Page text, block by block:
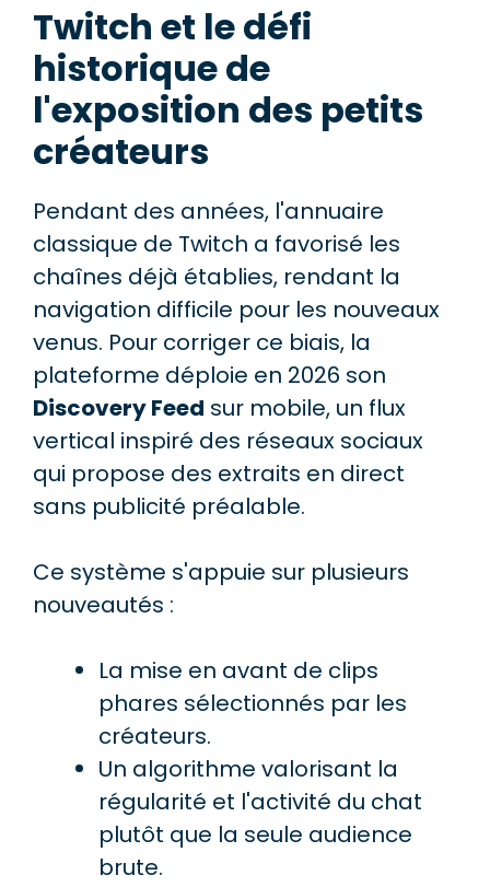
Twitch et le défi
historique de
l'exposition des petits
créateurs
Pendant des années, l'annuaire
classique de Twitch a favorisé les
chaînes déjà établies, rendant la
navigation difficile pour les nouveaux
venus. Pour corriger ce biais, la
plateforme déploie en 2026 son
Discovery Feed sur mobile, un flux
vertical inspiré des réseaux sociaux
qui propose des extraits en direct
sans publicité préalable.
Ce système s'appuie sur plusieurs
nouveautés :
La mise en avant de clips
phares sélectionnés par les
créateurs.
Un algorithme valorisant la
régularité et l'activité du chat
plutôt que la seule audience
brute.